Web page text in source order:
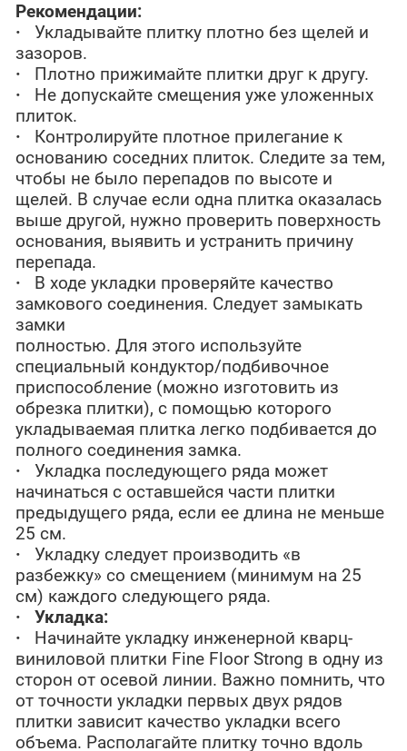
Рекомендации:
· Укладывайте плитку плотно без щелей и
зазоров.
· Плотно прижимайте плитки друг к другу.
· Не допускайте смещения уже уложенных
плиток.
· Контролируйте плотное прилегание к
основанию соседних плиток. Следите за тем,
чтобы не было перепадов по высоте и
щелей. В случае если одна плитка оказалась
выше другой, нужно проверить поверхность
основания, выявить и устранить причину
перепада.
· В ходе укладки проверяйте качество
замкового соединения. Следует замыкать
замки
полностью. Для этого используйте
специальный кондуктор/подбивочное
приспособление (можно изготовить из
обрезка плитки), с помощью которого
укладываемая плитка легко подбивается до
полного соединения замка.
· Укладка последующего ряда может
начинаться с оставшейся части плитки
предыдущего ряда, если ее длина не меньше
25 см.
· Укладку следует производить «в
разбежку» со смещением (минимум на 25
см) каждого следующего ряда.
·
Укладка:
· Начинайте укладку инженерной кварц-
виниловой плитки Fine Floor Strong в одну из
сторон от осевой линии. Важно помнить, что
от точности укладки первых двух рядов
плитки зависит качество укладки всего
объема. Располагайте плитку точно вдоль